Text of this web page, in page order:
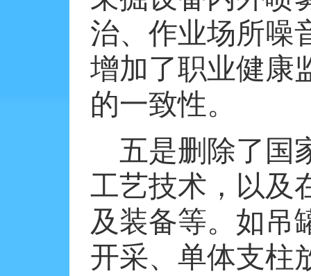
治、作业场所噪
增加了职业健康
的一致性。
五是删除了国
工艺技术，以及
及装备等。如吊
开采、单体支柱